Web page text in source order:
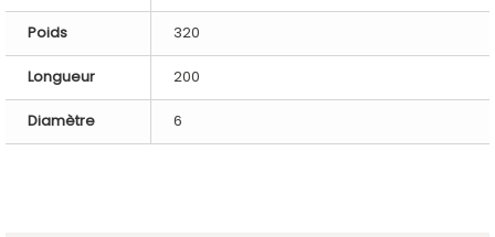
Poids 320
Longueur 200
Diamètre 6